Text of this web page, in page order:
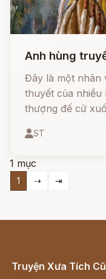
Anh hùng
Đây là một nhân
thuyết của nhiều
thượng đế cử
những kiến thức,
ST
1 mục
1 ⇢ ⇥
Truyện Xưa Tích Cũ